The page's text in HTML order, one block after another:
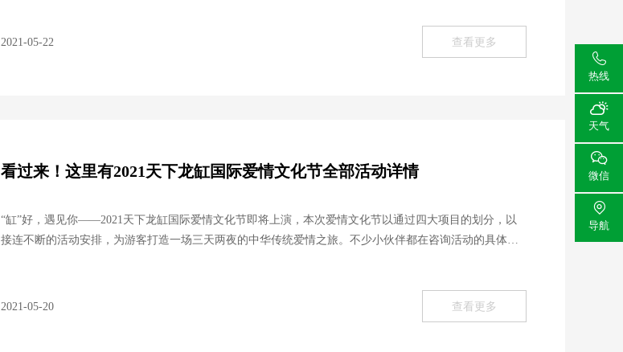

热线

天气

微信

导航
2021-05-22 查看更多
看过来！这里有2021天下龙缸国际爱情文化节全部活动详情
“缸”好，遇见你——2021天下龙缸国际爱情文化节即将上演，本次爱情文化节以通过四大项目的划分，以
接连不断的活动安排，为游客打造一场三天两夜的中华传统爱情之旅。不少小伙伴都在咨询活动的具体安
2021-05-20 查看更多